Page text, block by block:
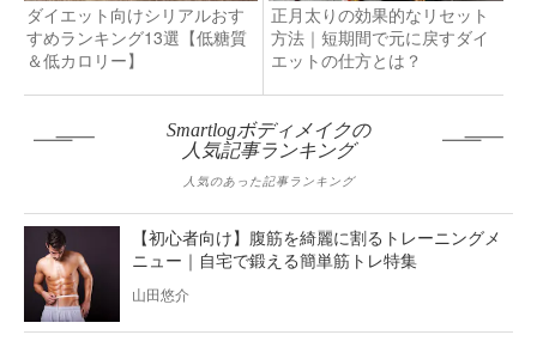
ダイエット向けシリアルおす
すめランキング13選【低糖質
＆低カロリー】
正月太りの効果的なリセット
方法｜短期間で元に戻すダイ
エットの仕方とは？
Smartlogボディメイクの
人気記事ランキング
人気のあった記事ランキング
【初心者向け】腹筋を綺麗に割るトレーニングメ
ニュー｜自宅で鍛える簡単筋トレ特集
山田悠介